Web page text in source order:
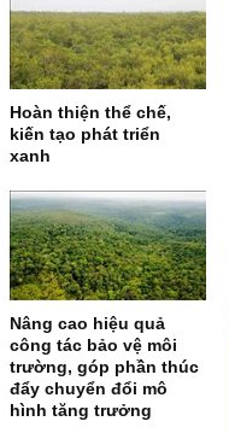
Hoàn thiện thể chế,
kiến tạo phát triển
xanh
Nâng cao hiệu quả
công tác bảo vệ môi
trường, góp phần thúc
đẩy chuyển đổi mô
hình tăng trưởng